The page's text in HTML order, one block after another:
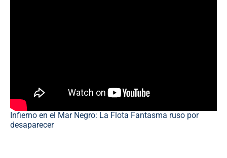
Infierno en el Mar Negro: La Flota Fantasma ruso por
desaparecer